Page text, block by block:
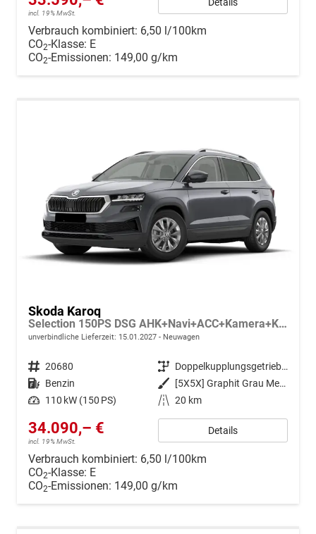
incl. 19% MwSt.
Verbrauch kombiniert: 6,50 l/100km
CO2-Klasse: E
CO2-Emissionen: 149,00 g/km
Skoda Karoq
Selection 150PS DSG AHK+Navi+ACC+Kamera+Kessy+Sitzheizung+GV5+Ambiente
unverbindliche Lieferzeit: 15.01.2027 Neuwagen
Fahrzeugnr. 20680 Getriebe
Doppelkupplungsgetriebe (DSG)
Kraftstoff Benzin Außenfarbe
[5X5X] Graphit Grau Metallic
Leistung 110 kW (150 PS) Kilometerstand 20 km
34.090,– €
incl. 19% MwSt.
Details
Verbrauch kombiniert: 6,50 l/100km
CO2-Klasse: E
CO2-Emissionen: 149,00 g/km